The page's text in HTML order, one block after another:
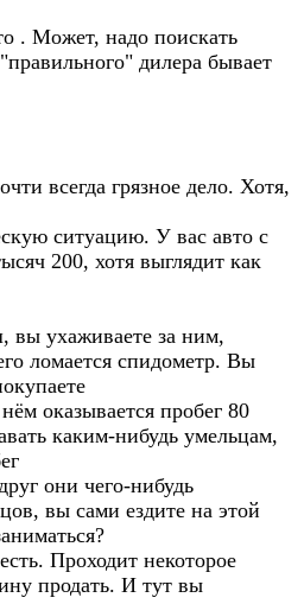
. Может, надо поискать
дилера бывает
всегда грязное дело. Хотя,
ситуацию. У вас авто с
200, хотя выглядит как
ухаживаете за ним,
ломается спидометр. Вы
оказывается пробег 80
каким-нибудь умельцам,
они чего-нибудь
вы сами ездите на этой
Проходит некоторое
продать. И тут вы